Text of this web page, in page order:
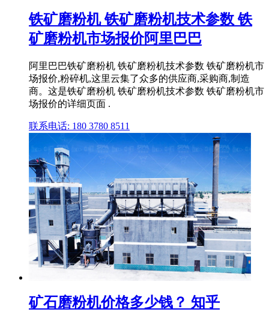
铁矿磨粉机 铁矿磨粉机技术参数 铁
矿磨粉机市场报价阿里巴巴
阿里巴巴铁矿磨粉机 铁矿磨粉机技术参数 铁矿磨粉机市
场报价,粉碎机,这里云集了众多的供应商,采购商,制造
商。这是铁矿磨粉机 铁矿磨粉机技术参数 铁矿磨粉机市
场报价的详细页面 .
联系电话: 180 3780 8511
矿石磨粉机价格多少钱？ 知乎